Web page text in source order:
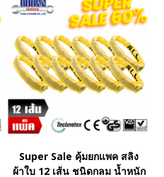
Super Sale คุ้มยกแพค สลิง
ผ้าใบ 12 เส้น ชนิดกลม น้ำหนัก